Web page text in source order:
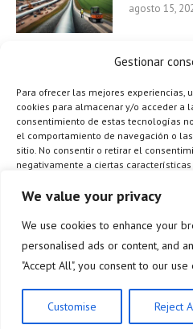
We value your privacy
We use cookies to enhance your
personalised ads or content, and
"Accept All", you consent to our use
Customise Reject
Gestionar
Para ofrecer las mejores
cookies para almacenar y/o acceder a
consentimiento de estas tecnologías
el comportamiento de navegación o
sitio. No consentir o retirar el
negativamente a ciertas características
Gestionar los servicios
VER
agosto 15,
de IA para
agosto 9,
¿Cómo el
ES